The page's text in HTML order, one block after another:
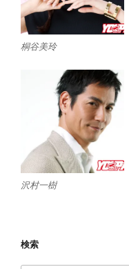
桐谷美玲
沢村一樹
検索